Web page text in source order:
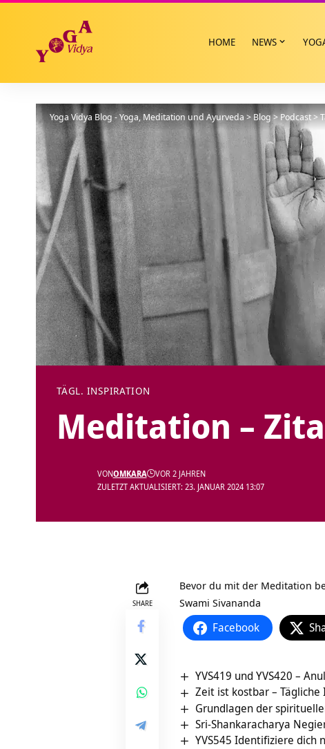
HOME NEWS
Yoga Vidya Blog - Yoga, Meditation und Ayurveda>Blog>Podcast>
TÄGL. INSPIRATION
Meditation –
ZULETZT AKTUALISIERT: 23. JANUAR 2024 13:07
VONOMKARA VOR 2 JAHREN
SHARE
Bevor du mit der Meditation
Swami Sivananda
Facebook
YVS419 und YVS420 –
Zeit ist kostbar –
Grundlagen der
Sri-Shankaracharya
YVS545 Identifiziere dich